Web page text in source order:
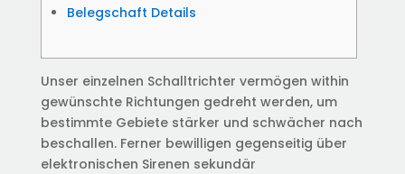
Belegschaft Details
Unser einzelnen Schalltrichter vermögen within
gewünschte Richtungen gedreht werden, um
bestimmte Gebiete stärker und schwächer nach
beschallen. Ferner bewilligen gegenseitig über
elektronischen Sirenen sekundär